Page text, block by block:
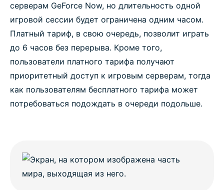
серверам GeForce Now, но длительность одной
игровой сессии будет ограничена одним часом.
Платный тариф, в свою очередь, позволит играть
до 6 часов без перерыва. Кроме того,
пользователи платного тарифа получают
приоритетный доступ к игровым серверам, тогда
как пользователям бесплатного тарифа может
потребоваться подождать в очереди подольше.